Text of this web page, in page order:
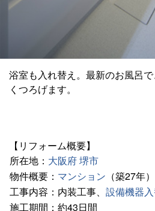
浴室も入れ替え。最新のお風呂
くつろげます。
【リフォーム概要】
所在地： 大阪府堺市
物件概要： マンション （築27年）
工事内容：内装工事、 設備機器
施工期間：約43日間